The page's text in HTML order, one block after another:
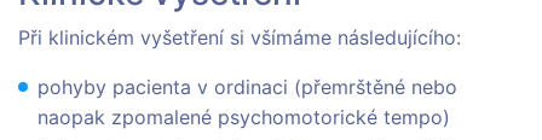
Při klinickém vyšetření si všímáme následujícího:
pohyby pacienta v ordinaci (přemrštěné nebo
naopak zpomalené psychomotorické tempo)